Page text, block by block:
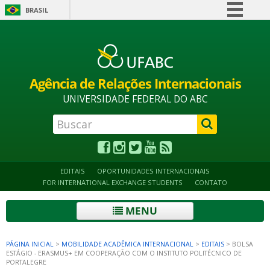
BRASIL
Acesso à informação
Canais
Agência de Relações Internacionais
UNIVERSIDADE FEDERAL DO ABC
EDITAIS
OPORTUNIDADES INTERNACIONAIS
FOR INTERNATIONAL EXCHANGE STUDENTS
CONTATO
MENU
PÁGINA INICIAL > MOBILIDADE ACADÊMICA INTERNACIONAL > EDITAIS > BOLSA
ESTÁGIO - ERASMUS+ EM COOPERAÇÃO COM O INSTITUTO POLITÉCNICO DE
PORTALEGRE